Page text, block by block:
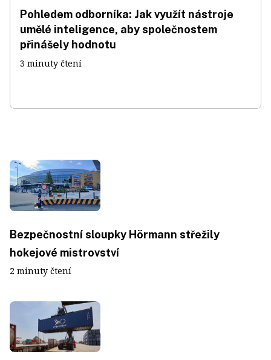
Pohledem odborníka: Jak využít nástroje
umělé inteligence, aby společnostem
přinášely hodnotu
3 minuty čtení
Bezpečnostní sloupky Hörmann střežily
hokejové mistrovství
2 minuty čtení